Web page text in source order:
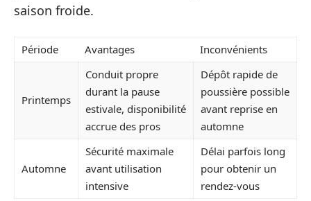
saison froide.
Période Avantages Inconvénients
Printemps
Conduit propre
durant la pause
estivale, disponibilité
accrue des pros
Dépôt rapide de
poussière possible
avant reprise en
automne
Automne
Sécurité maximale
avant utilisation
intensive
Délai parfois long
pour obtenir un
rendez-vous